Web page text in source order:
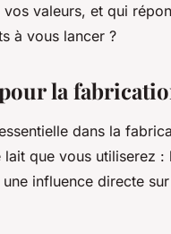
valeurs, et qui
à vous lancer ?
la
dans la
que vous utiliserez
influence directe